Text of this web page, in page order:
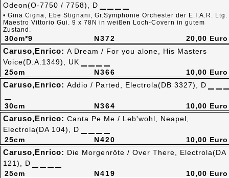
N372
30cm*9
Odeon(O-7750 / 7758), D
• Gina Cigna, Ebe Stignani, Gr.Symphonie Orchester der E.I.A.R. Ltg.
Maestro Vittorio Gui. 9 x 78N in weißen Loch-Covern in gutem
Zustand.
20,00 Euro
N366
25cm
Caruso,Enrico: A Dream / For you alone, His Masters
Voice(D.A.1349), UK
10,00 Euro
N364
30cm
Caruso,Enrico: Addio / Parted, Electrola(DB 3327), D
10,00 Euro
N420
25cm
Caruso,Enrico: Canta Pe Me / Leb'wohl, Neapel,
Electrola(DA 104), D
10,00 Euro
N419
25cm
Caruso,Enrico: Die Morgenröte / Over There, Electrola(DA
121), D
10,00 Euro